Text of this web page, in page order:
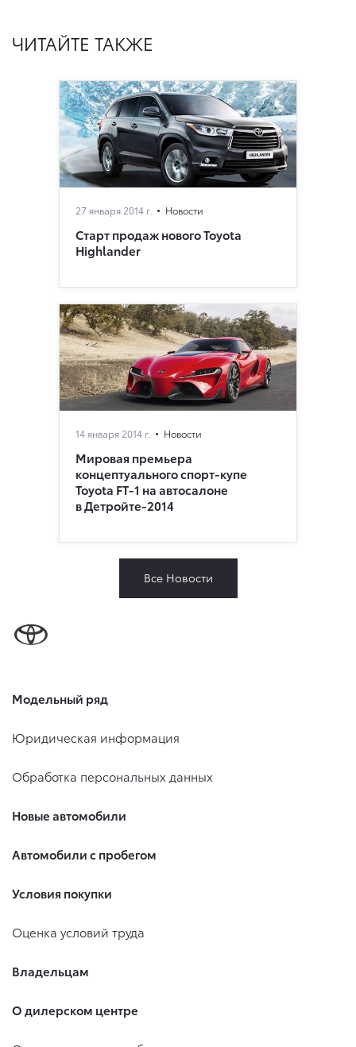
ЧИТАЙТЕ ТАКЖЕ
27 января 2014 г. Новости
Cтарт продаж нового Toyota
Highlander
14 января 2014 г. Новости
Мировая премьера
концептуального спорт-купе
Toyota FT-1 на автосалоне
в Детройте-2014
Все Новости
Модельный ряд
Юридическая информация
Обработка персональных данных
Новые автомобили
Автомобили с пробегом
Условия покупки
Оценка условий труда
Владельцам
О дилерском центре